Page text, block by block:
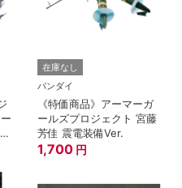
在庫なし
バンダイ
《特価商品》アーマーガ
ールズプロジェクト 宮藤
芳佳 震電装備Ver.
1,700 円